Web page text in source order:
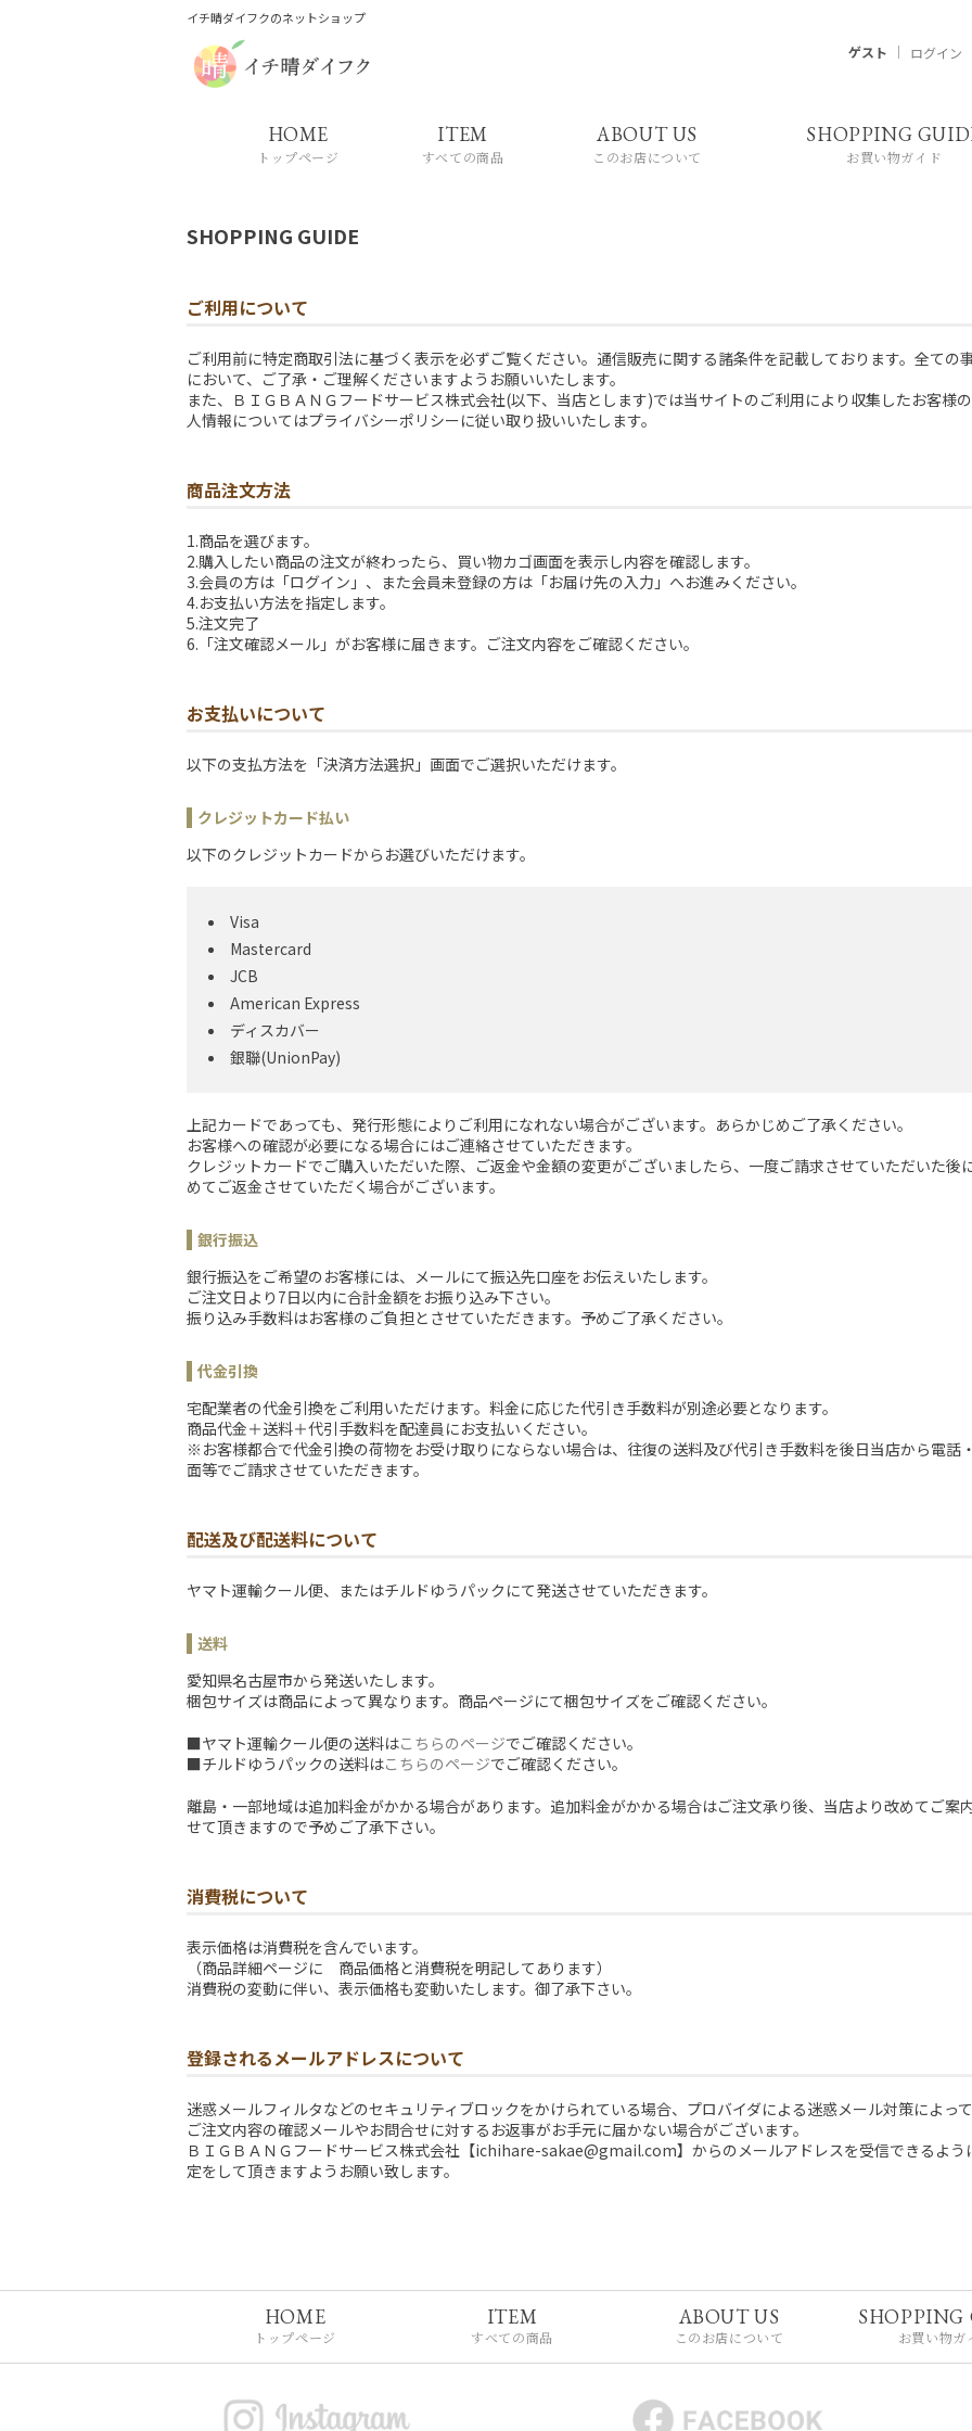
イチ晴ダイフクのネットショップ
ゲスト ログイン
HOME ITEM ABOUT US SHOPPING
SHOPPING GUIDE
ご利用について
ご利用前に特定商取引法に基づく表示を必ずご覧ください。通信販売に関する諸条件を記載しております。全ての
において、ご了承・ご理解くださいますようお願いいたします。
また、ＢＩＧＢＡＮＧフードサービス株式会社(以下、当店とします)では当サイトのご利用により収集したお客様
人情報についてはプライバシーポリシーに従い取り扱いいたします。
商品注文方法
1.商品を選びます。
2.購入したい商品の注文が終わったら、買い物カゴ画面を表示し内容を確認します。
3.会員の方は「ログイン」、また会員未登録の方は「お届け先の入力」へお進みください。
4.お支払い方法を指定します。
5.注文完了
6.「注文確認メール」がお客様に届きます。ご注文内容をご確認ください。
お支払いについて
以下の支払方法を「決済方法選択」画面でご選択いただけます。
クレジットカード払い
以下のクレジットカードからお選びいただけます。
Visa
Mastercard
JCB
American Express
ディスカバー
銀聯(UnionPay)
上記カードであっても、発行形態によりご利用になれない場合がございます。あらかじめご了承ください。
お客様への確認が必要になる場合にはご連絡させていただきます。
クレジットカードでご購入いただいた際、ご返金や金額の変更がございましたら、一度ご請求させていただいた後
めてご返金させていただく場合がございます。
銀行振込
銀行振込をご希望のお客様には、メールにて振込先口座をお伝えいたします。
ご注文日より7日以内に合計金額をお振り込み下さい。
振り込み手数料はお客様のご負担とさせていただきます。予めご了承ください。
代金引換
宅配業者の代金引換をご利用いただけます。料金に応じた代引き手数料が別途必要となります。
商品代金＋送料＋代引手数料を配達員にお支払いください。
※お客様都合で代金引換の荷物をお受け取りにならない場合は、往復の送料及び代引き手数料を後日当店から電話
面等でご請求させていただきます。
配送及び配送料について
ヤマト運輸クール便、またはチルドゆうパックにて発送させていただきます。
送料
愛知県名古屋市から発送いたします。
梱包サイズは商品によって異なります。商品ページにて梱包サイズをご確認ください。
■ヤマト運輸クール便の送料はこちらのページでご確認ください。
■チルドゆうパックの送料はこちらのページでご確認ください。
離島・一部地域は追加料金がかかる場合があります。追加料金がかかる場合はご注文承り後、当店より改めてご案
せて頂きますので予めご了承下さい。
消費税について
表示価格は消費税を含んでいます。
（商品詳細ページに 商品価格と消費税を明記してあります）
消費税の変動に伴い、表示価格も変動いたします。御了承下さい。
登録されるメールアドレスについて
迷惑メールフィルタなどのセキュリティブロックをかけられている場合、プロバイダによる迷惑メール対策によっ
ご注文内容の確認メールやお問合せに対するお返事がお手元に届かない場合がございます。
ＢＩＧＢＡＮＧフードサービス株式会社【ichihare-sakae@gmail.com】からのメールアドレスを受信できるよう
定をして頂きますようお願い致します。
HOME ITEM ABOUT US SHOPPING